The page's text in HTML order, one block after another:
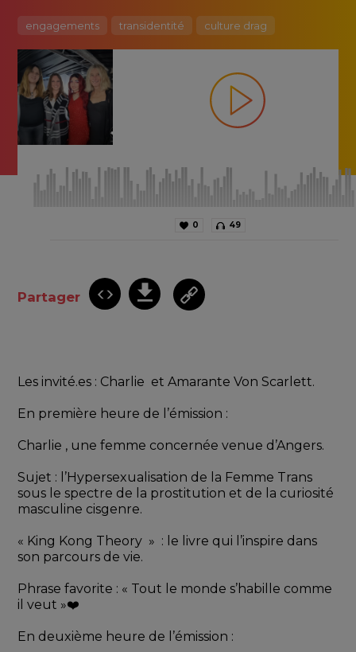
engagements transidentité culture drag
0 49
Partager
Les invité.es : Charlie  et Amarante Von Scarlett.
En première heure de l’émission :
Charlie , une femme concernée venue d’Angers.
Sujet : l’Hypersexualisation de la Femme Trans
sous le spectre de la prostitution et de la curiosité
masculine cisgenre.
« King Kong Theory  »  : le livre qui l’inspire dans
son parcours de vie.
Phrase favorite : « Tout le monde s’habille comme
il veut »❤️
En deuxième heure de l’émission :